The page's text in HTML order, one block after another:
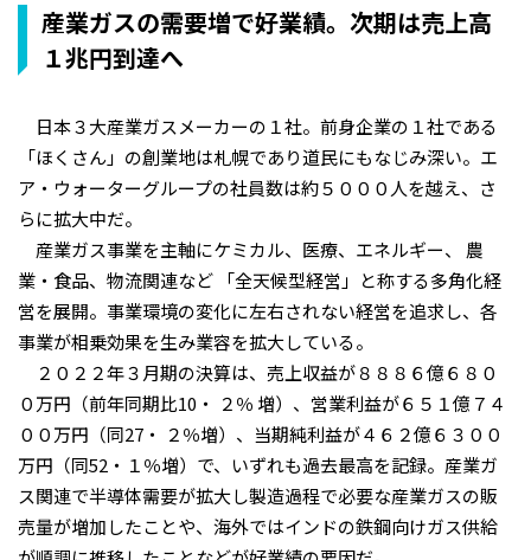
産業ガスの需要増で好業績。次期は売上高
１兆円到達へ
日本３大産業ガスメーカーの１社。前身企業の１社である
「ほくさん」の創業地は札幌であり道民にもなじみ深い。エ
ア・ウォーターグループの社員数は約５０００人を越え、さ
らに拡大中だ。
産業ガス事業を主軸にケミカル、医療、エネルギー、 農
業・食品、物流関連など 「全天候型経営」と称する多角化経
営を展開。事業環境の変化に左右されない経営を追求し、各
事業が相乗効果を生み業容を拡大している。
２０２２年３月期の決算は、売上収益が８８８６億６８０
０万円（前年同期比10・ ２％ 増）、営業利益が６５１億７４
００万円（同27・ ２％増）、当期純利益が４６２億６３００
万円（同52・１％増）で、いずれも過去最高を記録。産業ガ
ス関連で半導体需要が拡大し製造過程で必要な産業ガスの販
売量が増加したことや、海外ではインドの鉄鋼向けガス供給